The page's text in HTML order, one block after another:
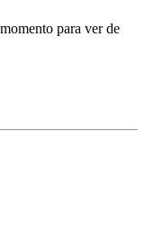
para ver de